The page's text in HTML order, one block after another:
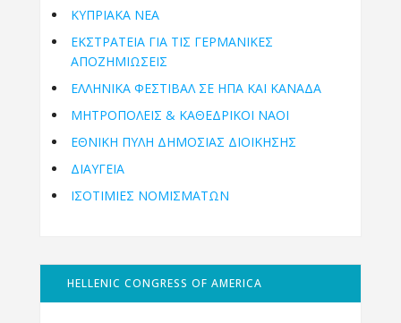
ΚΥΠΡΙΑΚΑ ΝΕΑ
ΕΚΣΤΡΑΤΕΙΑ ΓΙΑ ΤΙΣ ΓΕΡΜΑΝΙΚΕΣ
ΑΠΟΖΗΜΙΩΣΕΙΣ
ΕΛΛΗΝΙΚΆ ΦΕΣΤΙΒΆΛ ΣΕ ΗΠΑ ΚΑΙ ΚΑΝΑΔΑ
ΜΗΤΡΟΠΌΛΕΙΣ & ΚΑΘΕΔΡΙΚΟΊ ΝΑΟΊ
ΕΘΝΙΚΉ ΠΎΛΗ ΔΗΜΌΣΙΑΣ ΔΙΟΊΚΗΣΗΣ
ΔΙΑΥΓΕΙΑ
ΙΣΟΤΙΜΙΕΣ ΝΟΜΙΣΜΑΤΩΝ
HELLENIC CONGRESS OF AMERICA